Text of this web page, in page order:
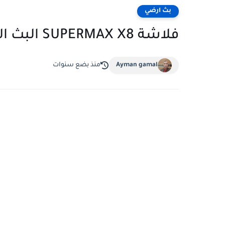
بث ارضي
فلاشة SUPERMAX X8 البث الأرضي
Ayman gamal منذ بضع سنوات